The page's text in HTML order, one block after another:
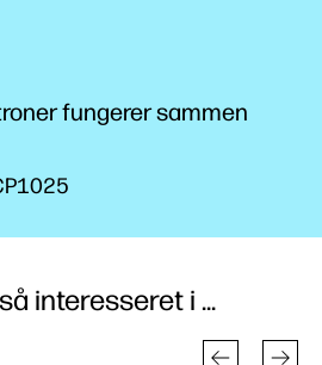
fungerer sammen
interesseret i ...